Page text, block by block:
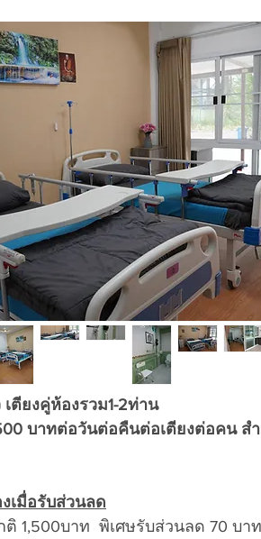
เตียงคู่ห้องรวม1-2ท่าน
บาทต่อวันต่อคืนต่อเตียงต่อคน ส
เมื่อรับส่วนลด
ติ 1,500บาท พิเศษรับส่วนลด 70 บาท